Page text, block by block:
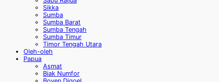
Sikka
Sumba
Sumba Barat
Sumba Tengah
Sumba Timur
Timor Tengah Utara
Oleh-oleh
Papua
Asmat
Biak Numfor